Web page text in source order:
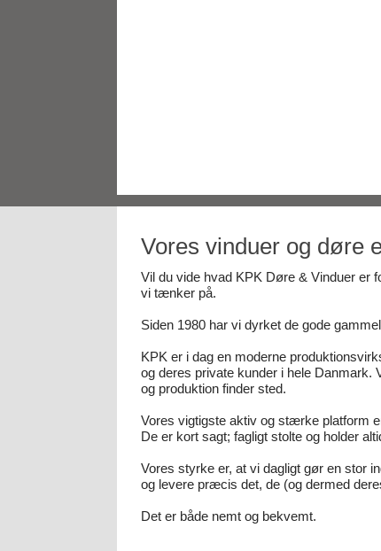
Vores vinduer og døre
Vil du vide hvad KPK Døre & Vinduer er
vi tænker på.
Siden 1980 har vi dyrket de gode
KPK er i dag en moderne
og deres private kunder i hele Danmark.
og produktion finder sted.
Vores vigtigste aktiv og stærke platform
De er kort sagt; fagligt stolte og holder
Vores styrke er, at vi dagligt gør en stor
og levere præcis det, de (og dermed
Det er både nemt og bekvemt.